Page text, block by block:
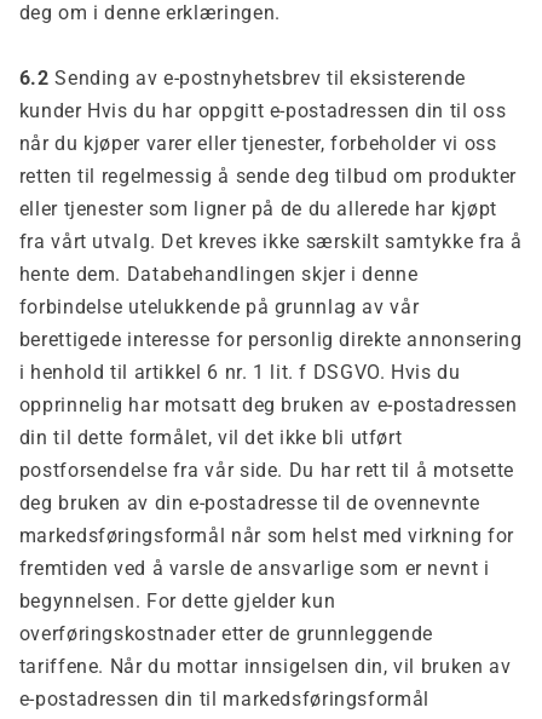
deg om i denne erklæringen.
6.2 Sending av e-postnyhetsbrev til eksisterende
kunder Hvis du har oppgitt e-postadressen din til oss
når du kjøper varer eller tjenester, forbeholder vi oss
retten til regelmessig å sende deg tilbud om produkter
eller tjenester som ligner på de du allerede har kjøpt
fra vårt utvalg. Det kreves ikke særskilt samtykke fra å
hente dem. Databehandlingen skjer i denne
forbindelse utelukkende på grunnlag av vår
berettigede interesse for personlig direkte annonsering
i henhold til artikkel 6 nr. 1 lit. f DSGVO. Hvis du
opprinnelig har motsatt deg bruken av e-postadressen
din til dette formålet, vil det ikke bli utført
postforsendelse fra vår side. Du har rett til å motsette
deg bruken av din e-postadresse til de ovennevnte
markedsføringsformål når som helst med virkning for
fremtiden ved å varsle de ansvarlige som er nevnt i
begynnelsen. For dette gjelder kun
overføringskostnader etter de grunnleggende
tariffene. Når du mottar innsigelsen din, vil bruken av
e-postadressen din til markedsføringsformål